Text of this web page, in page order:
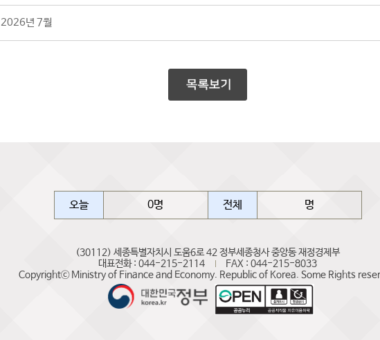
2026년 7월
오늘 0명 전체 명
(30112) 세종특별자치시 도움6로 42 정부세종청사 중앙동 재정경제부
대표전화 : 044-215-2114
FAX : 044-215-8033
Copyrightⓒ Ministry of Finance and Economy. Republic of Korea. Some Rights